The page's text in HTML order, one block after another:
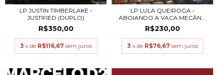
LP JUSTIN TIMBERLAKE -
JUSTIFIED (DUPLO)
R$350,00
3 x de R$116,67 sem juros
LP LULA QUEIROGA -
ABOIANDO A VACA MECÂN...
R$230,00
3 x de R$76,67 sem juros